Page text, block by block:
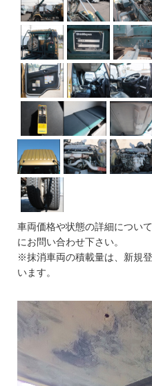
車両価格や状態の詳細につい
にお問い合わせ下さい。
※抹消車両の積載量は、新規
います。